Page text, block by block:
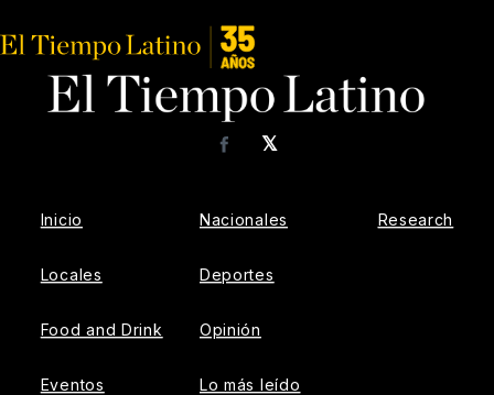
𝕏
Facebook
Inicio
Locales
Food and Drink
Eventos
Nacionales
Deportes
Opinión
Lo más leído
Research